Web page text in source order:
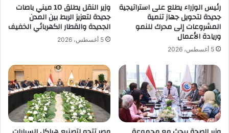
رئيس الوزراء يطلع على استراتيجية
جديدة لتحويل جهاز تنمية
المشروعات إلى محرك للنمو
وريادة الأعمال
5 أغسطس، 2026
وزير النقل يطلق 10 ميني باصات
جديدة لتعزيز الربط بين المدن
الجديدة والقطار الكهربائي الخفيف
5 أغسطس، 2026